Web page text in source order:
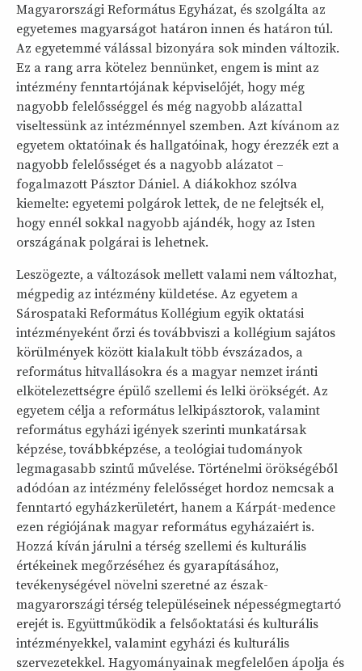
Magyarországi Református Egyházat, és szolgálta az
egyetemes magyarságot határon innen és határon túl.
Az egyetemmé válással bizonyára sok minden változik.
Ez a rang arra kötelez bennünket, engem is mint az
intézmény fenntartójának képviselőjét, hogy még
nagyobb felelősséggel és még nagyobb alázattal
viseltessünk az intézménnyel szemben. Azt kívánom az
egyetem oktatóinak és hallgatóinak, hogy érezzék ezt a
nagyobb felelősséget és a nagyobb alázatot –
fogalmazott Pásztor Dániel. A diákokhoz szólva
kiemelte: egyetemi polgárok lettek, de ne felejtsék el,
hogy ennél sokkal nagyobb ajándék, hogy az Isten
országának polgárai is lehetnek.
Leszögezte, a változások mellett valami nem változhat,
mégpedig az intézmény küldetése. Az egyetem a
Sárospataki Református Kollégium egyik oktatási
intézményeként őrzi és továbbviszi a kollégium sajátos
körülmények között kialakult több évszázados, a
református hitvallásokra és a magyar nemzet iránti
elkötelezettségre épülő szellemi és lelki örökségét. Az
egyetem célja a református lelkipásztorok, valamint
református egyházi igények szerinti munkatársak
képzése, továbbképzése, a teológiai tudományok
legmagasabb szintű művelése. Történelmi örökségéből
adódóan az intézmény felelősséget hordoz nemcsak a
fenntartó egyházkerületért, hanem a Kárpát-medence
ezen régiójának magyar református egyházaiért is.
Hozzá kíván járulni a térség szellemi és kulturális
értékeinek megőrzéséhez és gyarapításához,
tevékenységével növelni szeretné az észak-
magyarországi térség településeinek népességmegtartó
erejét is. Együttműködik a felsőoktatási és kulturális
intézményekkel, valamint egyházi és kulturális
szervezetekkel. Hagyományainak megfelelően ápolja és